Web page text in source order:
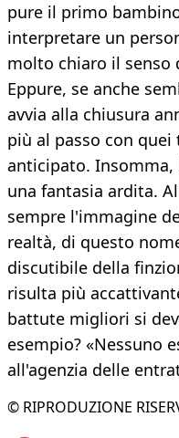
pure il primo
interpretare un
molto chiaro il senso
Eppure, se anche
avvia alla chiusura
più al passo con quei
anticipato. Insomma,
una fantasia ardita.
sempre l'immagine
realtà, di questo
discutibile della
risulta più
battute migliori si
esempio? «Nessuno
all'agenzia delle
© RIPRODUZIONE